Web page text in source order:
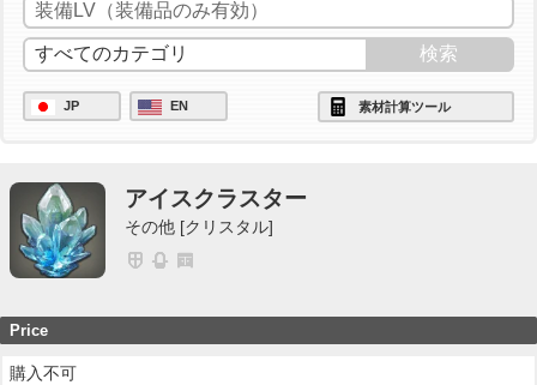
JP EN 素材計算ツール
アイスクラスター
その他 [クリスタル]
Price
購入不可